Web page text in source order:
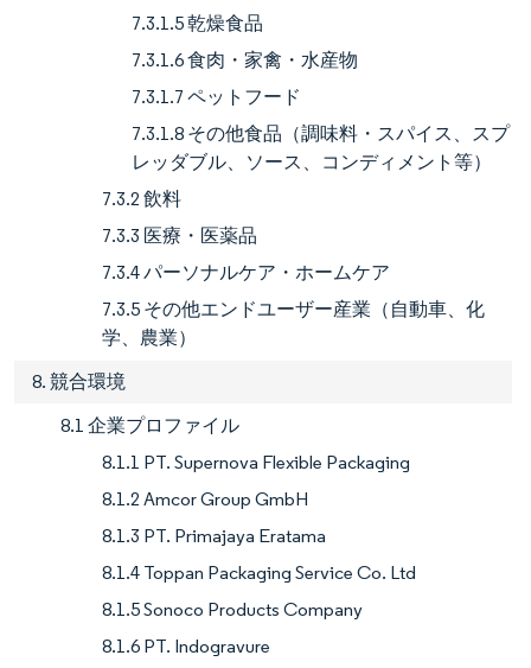
7.3.1.5 乾燥食品
7.3.1.6 食肉・家禽・水産物
7.3.1.7 ペットフード
7.3.1.8 その他食品（調味料・スパイス、スプ
レッダブル、ソース、コンディメント等）
7.3.2 飲料
7.3.3 医療・医薬品
7.3.4 パーソナルケア・ホームケア
7.3.5 その他エンドユーザー産業（自動車、化
学、農業）
8. 競合環境
8.1 企業プロファイル
8.1.1 PT. Supernova Flexible Packaging
8.1.2 Amcor Group GmbH
8.1.3 PT. Primajaya Eratama
8.1.4 Toppan Packaging Service Co. Ltd
8.1.5 Sonoco Products Company
8.1.6 PT. Indogravure